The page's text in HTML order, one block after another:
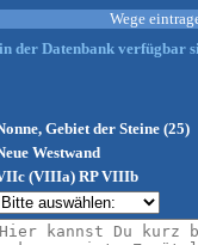
Wege
der Datenbank verfügbar
Gebiet der Steine (25)
Westwand
(VIIIa) RP VIIIb